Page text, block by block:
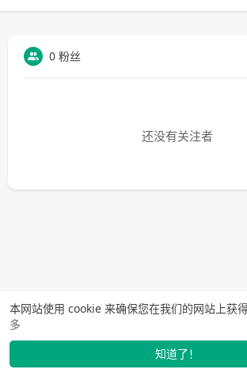
本网站使用 cookie 来确保您在我们的网站上获
多
知道了！
0 粉丝
还没有关注者
发布